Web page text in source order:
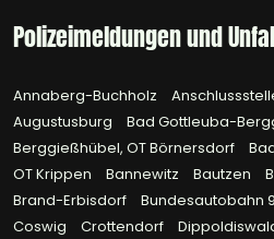
Polizeimeldungen und
Annaberg-Buchholz
Augustusburg
Bad Gottleuba-
Berggießhübel, OT Börnersdorf
OT Krippen
Bannewitz Bautzen
Brand-Erbisdorf
Bundesautobahn 9
Coswig
Crottendorf